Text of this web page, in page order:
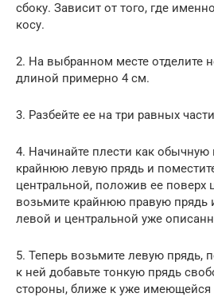
сбоку. Зависит от того, где
косу.
2. На выбранном месте отделите
длиной примерно 4 см.
3. Разбейте ее на три равных
4. Начинайте плести как обычную
крайнюю левую прядь и
центральной, положив ее поверх
возьмите крайнюю правую прядь
левой и центральной уже
5. Теперь возьмите левую прядь,
к ней добавьте тонкую прядь
стороны, ближе к уже имеющейся